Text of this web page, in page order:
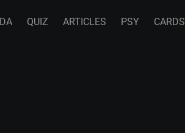
QUIZ ARTICLES PSY CARDS